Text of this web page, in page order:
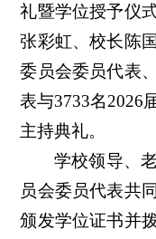
礼暨学位授予仪
张彩虹、校长陈
委员会委员代表
表与3733名2026
主持典礼。
学校领导、
员会委员代表共
颁发学位证书并